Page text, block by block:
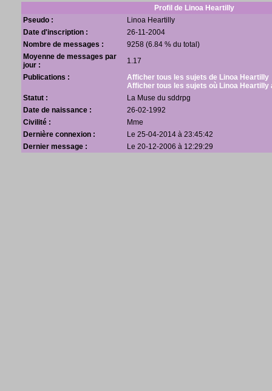
Profil de Linoa Heartilly
Pseudo :
Linoa Heartilly
Date d'inscription :
26-11-2004
Nombre de messages :
9258 (6.84 % du total)
Moyenne de messages par
jour :
1.17
Publications :
Afficher tous les sujets de Linoa Heartilly
Afficher tous les sujets où Linoa Heartilly
Statut :
La Muse du sddrpg
Date de naissance :
26-02-1992
Civilité :
Mme
Dernière connexion :
Le 25-04-2014 à 23:45:42
Dernier message :
Le 20-12-2006 à 12:29:29